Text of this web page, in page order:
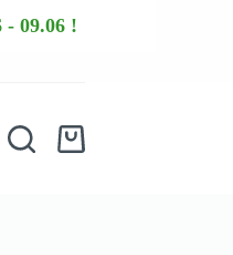
- 09.06 !
Shopping